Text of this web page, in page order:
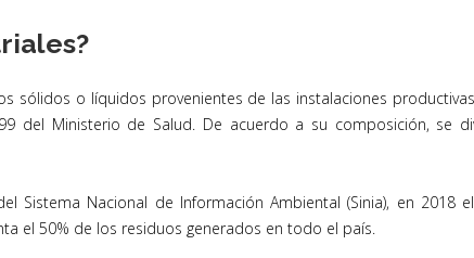
sólidos o líquidos provenientes de las instalaciones
del Ministerio de Salud. De acuerdo a su composición, se
Sistema Nacional de Información Ambiental (Sinia), en
el 50% de los residuos generados en todo el país.